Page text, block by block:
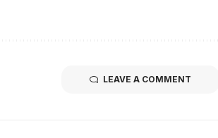
LEAVE A COMMENT